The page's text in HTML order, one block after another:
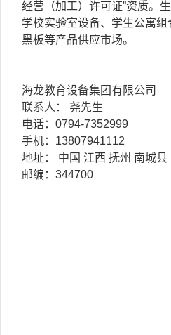
经营（加工）许可证”资质。
学校实验室设备、学生公寓组
黑板等产品供应市场。
海龙教育设备集团有限公司
联系人： 尧先生
电话：0794-7352999
手机：13807941112
地址： 中国 江西 抚州 南城
邮编：344700